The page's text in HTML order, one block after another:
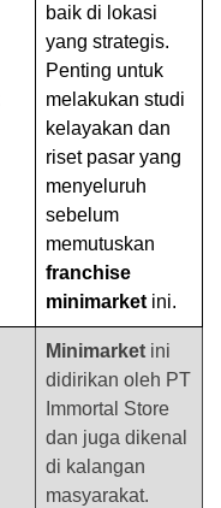
baik di lokasi
yang strategis.
Penting untuk
melakukan studi
kelayakan dan
riset pasar yang
menyeluruh
sebelum
memutuskan
franchise
minimarketini.
Minimarket ini
didirikan oleh PT
Immortal Store
dan juga dikenal
di kalangan
masyarakat.